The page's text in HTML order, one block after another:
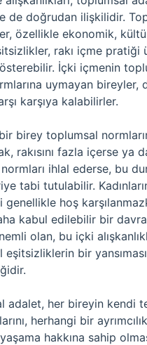
de doğrudan ilişkilidir.
özellikle ekonomik,
rakı içme pratiği
İçki içmenin
uymayan bireyler,
karşıya kalabilirler.
birey toplumsal
rakısını fazla içerse ya
ihlal ederse, bu
tabi tutulabilir.
genellikle hoş
kabul edilebilir bir
olan, bu içki
bir
adalet, her bireyin kendi
herhangi bir
hakkına sahip